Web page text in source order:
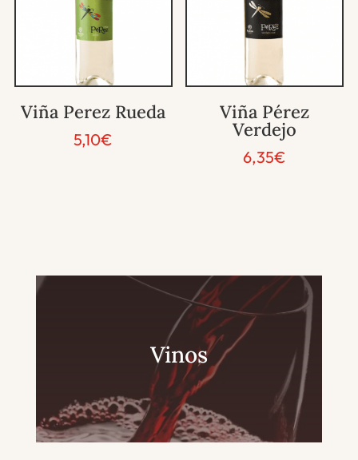
Viña Perez Rueda
5,10€
Viña Pérez
Verdejo
6,35€
Vinos